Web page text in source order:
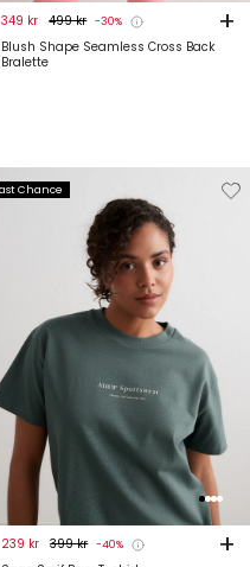
Blush Shape Seamless Cross Back
Bralette
349 kr 499 kr -30% +
Chance
verlanglijstje
239 kr 399 kr -40% +